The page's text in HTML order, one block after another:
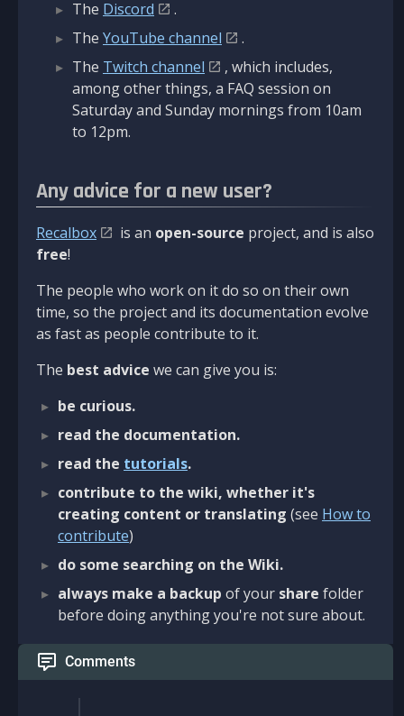
The Discord
.
The YouTube channel
.
The Twitch channel
, which includes,
among other things, a FAQ session on
Saturday and Sunday mornings from 10am
to 12pm.
Any advice for a new user?
Recalbox is an open-source project, and is also
free!
The people who work on it do so on their own
time, so the project and its documentation evolve
as fast as people contribute to it.
The best advice we can give you is:
be curious.
read the documentation.
read the tutorials.
contribute to the wiki, whether it's
creating content or translating (see How to
contribute)
do some searching on the Wiki.
always make a backup of your share folder
before doing anything you're not sure about.
Comments